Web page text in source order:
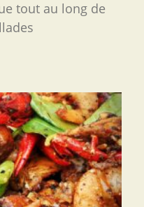
tout au long de